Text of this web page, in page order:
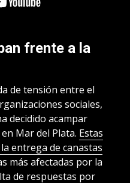
frente a la
de tensión entre el
sociales,
decidido acampar
Mar del Plata. Estas
entrega de canastas
más afectadas por la
de respuestas por